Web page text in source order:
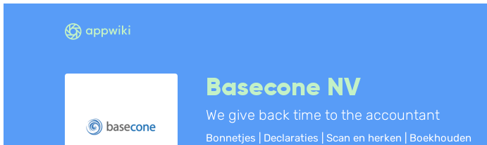
Basecone NV
We give back time to the accountant
Bonnetjes | Declaraties | Scan en herken | Boekhouden